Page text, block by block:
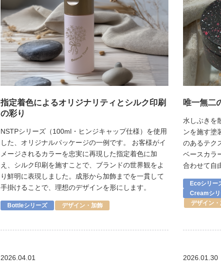
指定着色によるオリジナリティとシルク印刷
の彩り
NSTPシリーズ（100ml・ヒンジキャップ仕様）を使用
した、オリジナルパッケージの一例です。 お客様がイ
メージされるカラーを忠実に再現した指定着色に加
え、シルク印刷を施すことで、ブランドの世界観をよ
り鮮明に表現しました。成形から加飾までを一貫して
手掛けることで、理想のデザインを形にします。
Bottleシリーズ デザイン・加飾
唯一無二
水しぶきを
ンを施す塗
のあるテク
ベースカラ
合わせて自
Ecoシリー
Creamシ
デザイン
2026.04.01 2026.01.30